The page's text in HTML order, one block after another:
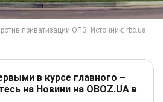
в курсе главного –
на Новини на OBOZ.UA в